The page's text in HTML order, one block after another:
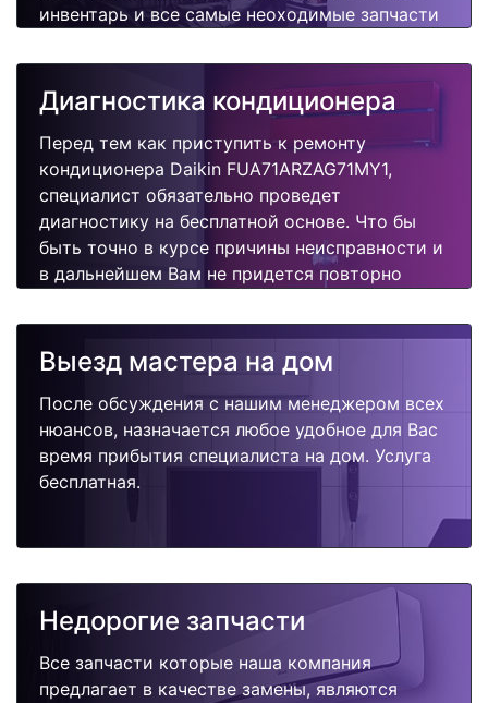
инвентарь и все самые неоходимые запчасти
быстро, качественно и недорого.
Диагностика кондиционера
Перед тем как приступить к ремонту
кондиционера Daikin FUA71ARZAG71MY1,
специалист обязательно проведет
диагностику на бесплатной основе. Что бы
быть точно в курсе причины неисправности и
в дальнейшем Вам не придется повторно
поломок.
Выезд мастера на дом
После обсуждения с нашим менеджером всех
нюансов, назначается любое удобное для Вас
время прибытия специалиста на дом. Услуга
бесплатная.
Недорогие запчасти
Все запчасти которые наша компания
предлагает в качестве замены, являются